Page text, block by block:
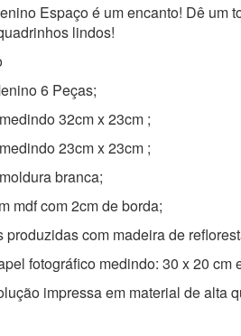
Espaço é um encanto! Dê um
lindos!
6 Peças;
32cm x 23cm;
23cm x 23cm;
branca;
mdf com 2cm de borda;
com madeira de
fotográfico medindo: 30 x 20 cm
impressa em material de alta